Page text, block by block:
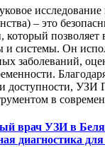
исследование
– это
который позволяет
и системы. Он
заболеваний,
доступности, УЗИ
в
врач УЗИ в
диагностика